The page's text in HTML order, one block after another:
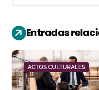
i
ó
n
d
Entradas
ACTOS CULTURALES